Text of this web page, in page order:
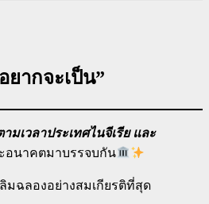
ากจะเป็น”
มเวลาประเทศไนจีเรีย และ
อนาคตมาบรรจบกัน
มฉลองอย่างสมเกียรติที่สุด